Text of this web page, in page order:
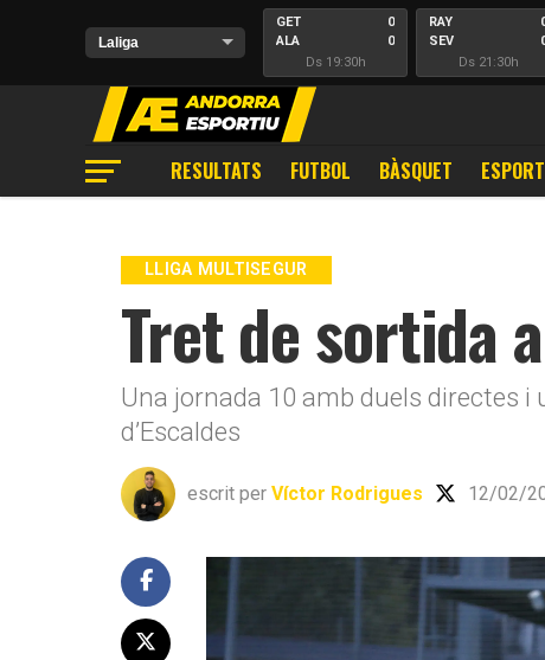
GET
ALA
0
0
Ds 19:30h
RAY
SEV
Ds 21:30h
RESULTATS FUTBOL BÀSQUET
LLIGA MULTISEGUR
Tret de sortida
Una jornada 10 amb duels directes i
d’Escaldes
escrit per Víctor Rodrigues 12/02/